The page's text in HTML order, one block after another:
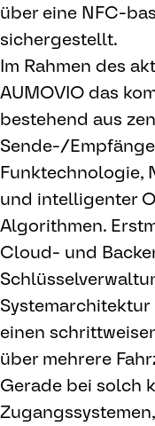
über eine NFC-
sichergestellt.
Im Rahmen des
AUMOVIO das
bestehend aus
Sende-/
Funktechnologie,
und intelligenter
Algorithmen.
Cloud- und
einen
über mehrere
Gerade bei solch